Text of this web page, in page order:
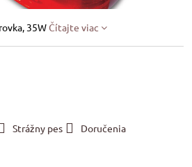
35WČítajte viac
Strážny pes
Doručenia